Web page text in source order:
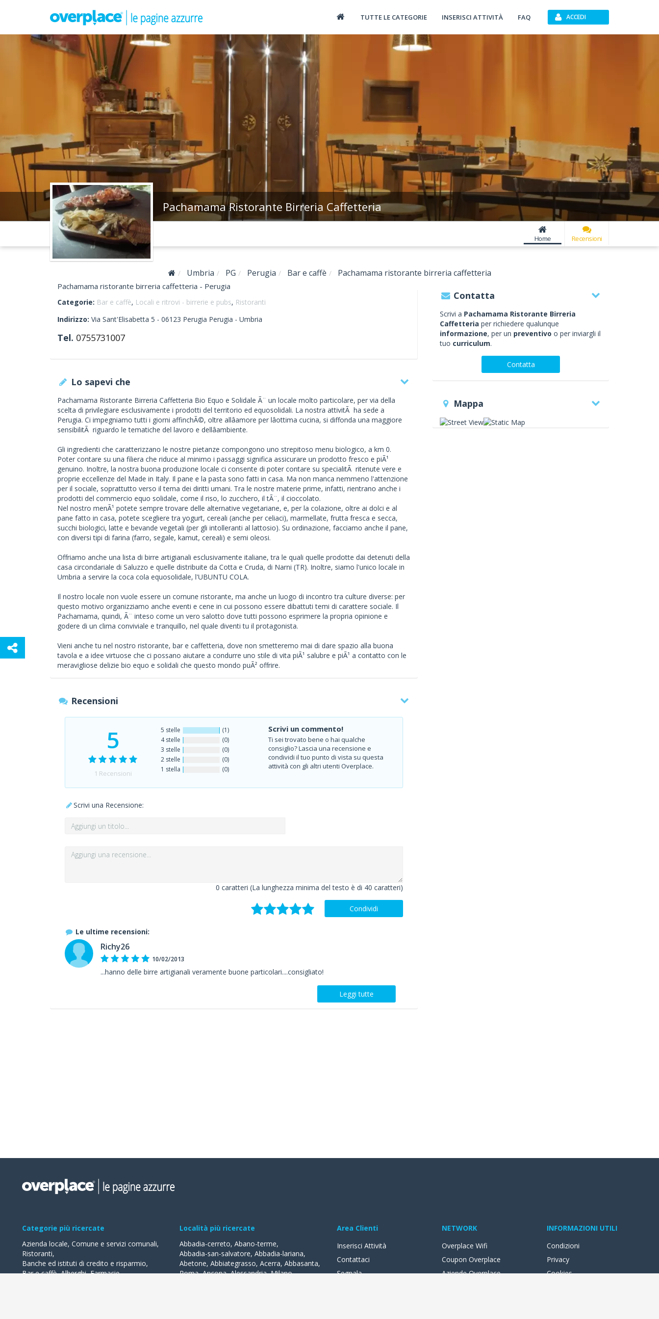
TUTTE LE CATEGORIE INSERISCI ATTIVITÀ FAQ ACCEDI
Pachamama Ristorante Birreria Caffetteria
Home Recensioni
Umbria PG Perugia Bar e caffè Pachamama ristorante birreria caffetteria
Pachamama ristorante birreria caffetteria - Perugia
Categorie: Bar e caffè, Locali e ritrovi - birrerie e pubs, Ristoranti
Indirizzo: Via Sant'Elisabetta 5 - 06123 Perugia Perugia - Umbria
Tel. 0755731007
Lo sapevi che
Pachamama Ristorante Birreria Caffetteria Bio Equo e Solidale Ã¨ un locale molto particolare, per via della
scelta di privilegiare esclusivamente i prodotti del territorio ed equosolidali. La nostra attivitÃ ha sede a
Perugia. Ci impegniamo tutti i giorni affinchÃ©, oltre allâamore per lâottima cucina, si diffonda una maggiore
sensibilitÃ riguardo le tematiche del lavoro e dellâambiente.
Gli ingredienti che caratterizzano le nostre pietanze compongono uno strepitoso menu biologico, a km 0.
Poter contare su una filiera che riduce al minimo i passaggi significa assicurare un prodotto fresco e piÃ¹
genuino. Inoltre, la nostra buona produzione locale ci consente di poter contare su specialitÃ ritenute vere e
proprie eccellenze del Made in Italy. Il pane e la pasta sono fatti in casa. Ma non manca nemmeno l'attenzione
per il sociale, soprattutto verso il tema dei diritti umani. Tra le nostre materie prime, infatti, rientrano anche i
prodotti del commercio equo solidale, come il riso, lo zucchero, il tÃ¨, il cioccolato.
Nel nostro menÃ¹ potete sempre trovare delle alternative vegetariane, e, per la colazione, oltre ai dolci e al
pane fatto in casa, potete scegliere tra yogurt, cereali (anche per celiaci), marmellate, frutta fresca e secca,
succhi biologici, latte e bevande vegetali (per gli intolleranti al lattosio). Su ordinazione, facciamo anche il pane,
con diversi tipi di farina (farro, segale, kamut, cereali) e semi oleosi.
Offriamo anche una lista di birre artigianali esclusivamente italiane, tra le quali quelle prodotte dai detenuti della
casa circondariale di Saluzzo e quelle distribuite da Cotta e Cruda, di Narni (TR). Inoltre, siamo l'unico locale in
Umbria a servire la coca cola equosolidale, l'UBUNTU COLA.
Il nostro locale non vuole essere un comune ristorante, ma anche un luogo di incontro tra culture diverse: per
questo motivo organizziamo anche eventi e cene in cui possono essere dibattuti temi di carattere sociale. Il
Pachamama, quindi, Ã¨ inteso come un vero salotto dove tutti possono esprimere la propria opinione e
godere di un clima conviviale e tranquillo, nel quale diventi tu il protagonista.
Vieni anche tu nel nostro ristorante, bar e caffetteria, dove non smetteremo mai di dare spazio alla buona
tavola e a idee virtuose che ci possano aiutare a condurre uno stile di vita piÃ¹ salubre e piÃ¹ a contatto con le
meravigliose delizie bio equo e solidali che questo mondo puÃ² offrire.
Recensioni
5
1 Recensioni
5 stelle
(1)
4 stelle
(0)
3 stelle
(0)
2 stelle
(0)
1 stella
(0)
Scrivi un commento!
Ti sei trovato bene o hai qualche
consiglio? Lascia una recensione e
condividi il tuo punto di vista su questa
attività con gli altri utenti Overplace.
Scrivi una Recensione:
0 caratteri (La lunghezza minima del testo è di 40 caratteri)
Condividi
Le ultime recensioni:
Richy26
10/02/2013
...hanno delle birre artigianali veramente buone particolari....consigliato!
Leggi tutte
Contatta
Scrivi a Pachamama Ristorante Birreria
Caffetteria per richiedere qualunque
informazione, per un preventivo o per inviargli il
tuo curriculum.
Contatta
Mappa
Categorie più ricercate
Azienda locale, Comune e servizi comunali,
Ristoranti,
Banche ed istituti di credito e risparmio,
Bar e caffè,Alberghi,Farmacie,
Località più ricercate
Abbadia-cerreto, Abano-terme,
Abbadia-san-salvatore, Abbadia-lariana,
Abetone, Abbiategrasso, Acerra, Abbasanta,
Roma,Ancona,Alessandria,Milano,
Area Clienti
Inserisci Attività
Contattaci
Segnala
NETWORK
Overplace Wifi
Coupon Overplace
Aziende Overplace
INFORMAZIONI UTILI
Condizioni
Privacy
Cookies